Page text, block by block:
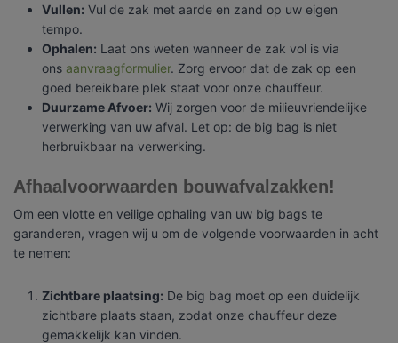
Vullen: Vul de zak met aarde en zand op uw eigen
tempo.
Ophalen: Laat ons weten wanneer de zak vol is via
ons aanvraagformulier. Zorg ervoor dat de zak op een
goed bereikbare plek staat voor onze chauffeur.
Duurzame Afvoer: Wij zorgen voor de milieuvriendelijke
verwerking van uw afval. Let op: de big bag is niet
herbruikbaar na verwerking.
Afhaalvoorwaarden bouwafvalzakken!
Om een vlotte en veilige ophaling van uw big bags te
garanderen, vragen wij u om de volgende voorwaarden in acht
te nemen:
Zichtbare plaatsing: De big bag moet op een duidelijk
zichtbare plaats staan, zodat onze chauffeur deze
gemakkelijk kan vinden.